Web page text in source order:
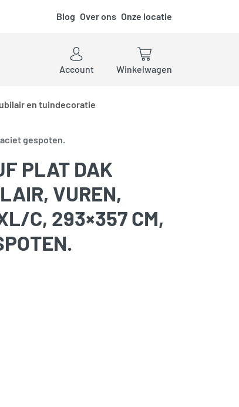
Blog Over ons Onze locatie
Account
Winkelwagen
en tuindecoratie
gespoten.
PLAT DAK
VUREN,
C, 293×357 CM,